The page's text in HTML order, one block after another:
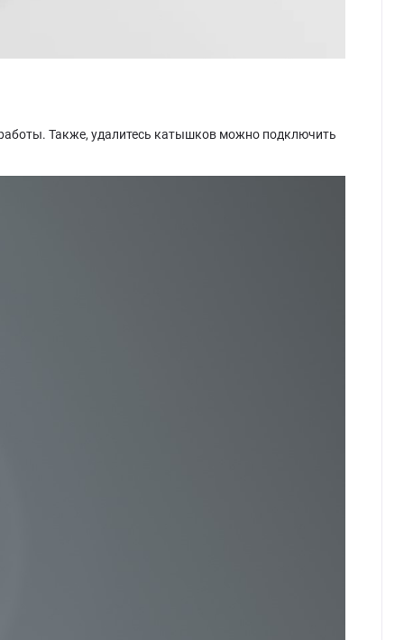
Также, удалитесь катышков можно подключить